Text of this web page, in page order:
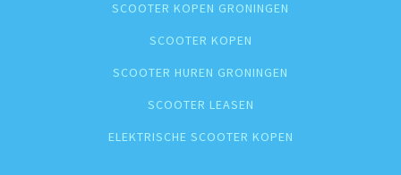
SCOOTER KOPEN GRONINGEN
SCOOTER KOPEN
SCOOTER HUREN GRONINGEN
SCOOTER LEASEN
ELEKTRISCHE SCOOTER KOPEN